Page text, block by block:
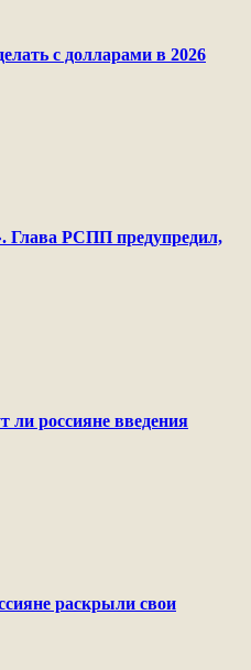
с долларами в 2026
Глава РСПП предупредил,
ли россияне введения
раскрыли свои